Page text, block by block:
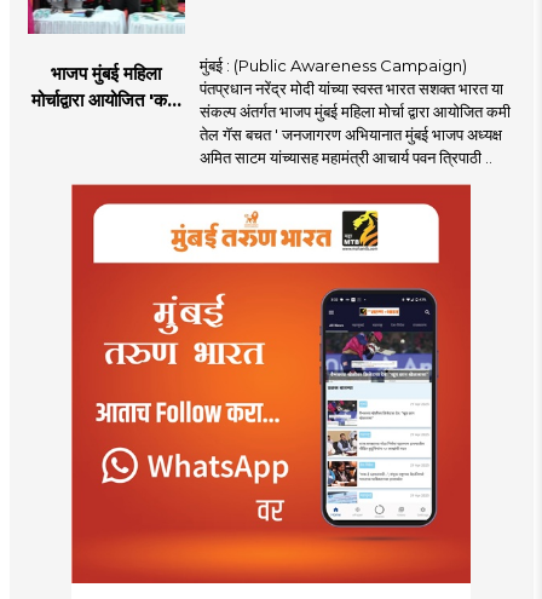
भाजप मुंबई महिला
मोर्चाद्वारा आयोजित 'कमी
मुंबई : (Public Awareness Campaign)
पंतप्रधान नरेंद्र मोदी यांच्या स्वस्त भारत सशक्त भारत या
संकल्प अंतर्गत भाजप मुंबई महिला मोर्चा द्वारा आयोजित कमी
तेल गॅस बचत ' जनजागरण अभियानात मुंबई भाजप अध्यक्ष
अमित साटम यांच्यासह महामंत्री आचार्य पवन त्रिपाठी ..